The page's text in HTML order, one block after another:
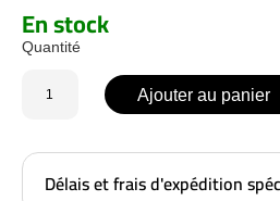
En stock
TS1000-
PRO
Ajouter au panier
Délais et frais d'expédition